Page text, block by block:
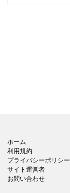
ホーム
利用規約
プライバシーポリシー
サイト運営者
お問い合わせ